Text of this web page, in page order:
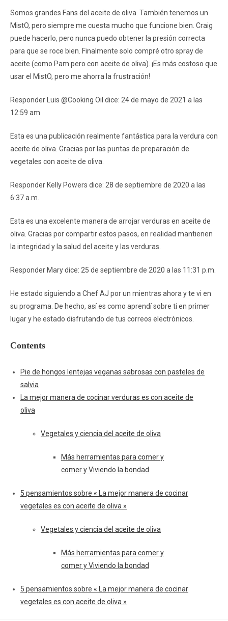
Somos grandes Fans del aceite de oliva. También tenemos un
MistO, pero siempre me cuesta mucho que funcione bien. Craig
puede hacerlo, pero nunca puedo obtener la presión correcta
para que se roce bien. Finalmente solo compré otro spray de
aceite (como Pam pero con aceite de oliva). ¡Es más costoso que
usar el MistO, pero me ahorra la frustración!
Responder Luis @Cooking Oil dice: 24 de mayo de 2021 a las
12:59 am
Esta es una publicación realmente fantástica para la verdura con
aceite de oliva. Gracias por las puntas de preparación de
vegetales con aceite de oliva.
Responder Kelly Powers dice: 28 de septiembre de 2020 a las
6:37 a.m.
Esta es una excelente manera de arrojar verduras en aceite de
oliva. Gracias por compartir estos pasos, en realidad mantienen
la integridad y la salud del aceite y las verduras.
Responder Mary dice: 25 de septiembre de 2020 a las 11:31 p.m.
He estado siguiendo a Chef AJ por un mientras ahora y te vi en
su programa. De hecho, así es como aprendí sobre ti en primer
lugar y he estado disfrutando de tus correos electrónicos.
Contents
Pie de hongos lentejas veganas sabrosas con pasteles de
salvia
La mejor manera de cocinar verduras es con aceite de
oliva
Vegetales y ciencia del aceite de oliva
Más herramientas para comer y
comer y Viviendo la bondad
5 pensamientos sobre « La mejor manera de cocinar
vegetales es con aceite de oliva »
Vegetales y ciencia del aceite de oliva
Más herramientas para comer y
comer y Viviendo la bondad
5 pensamientos sobre « La mejor manera de cocinar
vegetales es con aceite de oliva »